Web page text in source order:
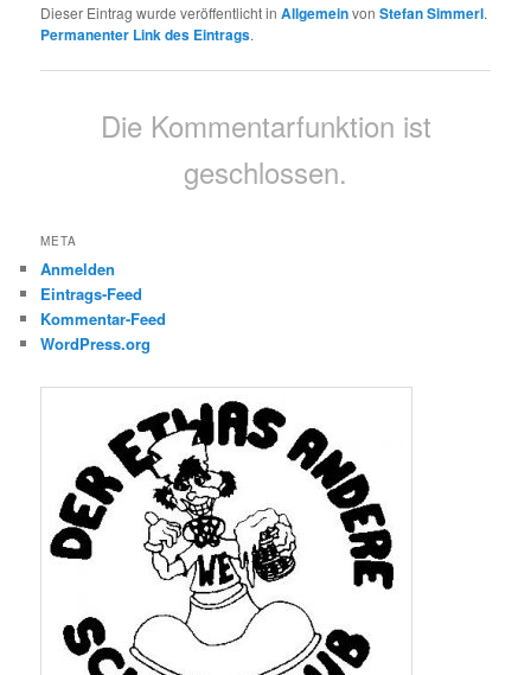
Dieser Eintrag wurde veröffentlicht inAllgemeinvonStefan Simmerl.
Permanenter Link des Eintrags.
Die Kommentarfunktion ist
geschlossen.
META
Anmelden
Eintrags-Feed
Kommentar-Feed
WordPress.org